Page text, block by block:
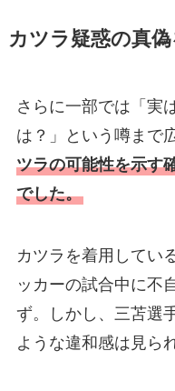
カツラ疑惑の真
さらに一部では「実
は？」という噂まで
ツラの可能性を示す
でした。
カツラを着用してい
ッカーの試合中に不
ず。しかし、三苫選
ような違和感は見ら